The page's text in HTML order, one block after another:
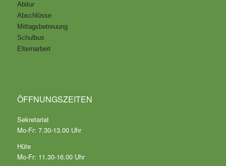
Abitur
Abschlüsse
Mittagsbetreuung
Schulbus
Elternarbeit
ÖFFNUNGSZEITEN
Sekretariat
Mo-Fr: 7.30-13.00 Uhr
Hüte
Mo-Fr: 11.30-16.00 Uhr